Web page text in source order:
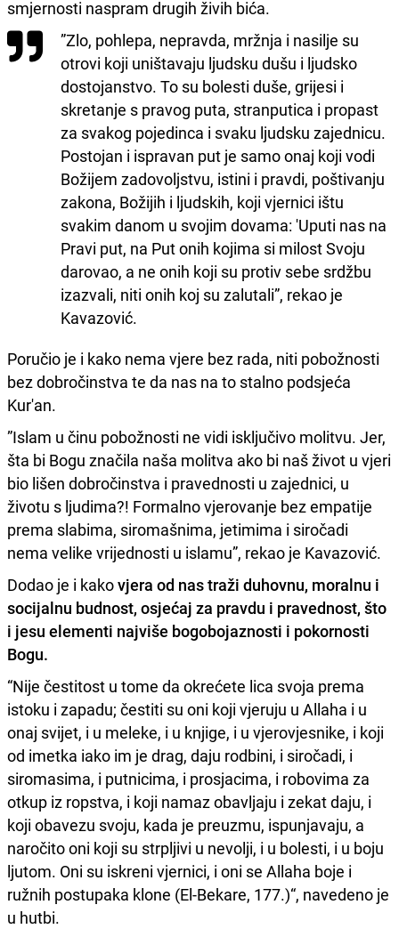
smjernosti naspram drugih živih bića.
”Zlo, pohlepa, nepravda, mržnja i nasilje su
otrovi koji uništavaju ljudsku dušu i ljudsko
dostojanstvo. To su bolesti duše, grijesi i
skretanje s pravog puta, stranputica i propast
za svakog pojedinca i svaku ljudsku zajednicu.
Postojan i ispravan put je samo onaj koji vodi
Božijem zadovoljstvu, istini i pravdi, poštivanju
zakona, Božijih i ljudskih, koji vjernici ištu
svakim danom u svojim dovama: 'Uputi nas na
Pravi put, na Put onih kojima si milost Svoju
darovao, a ne onih koji su protiv sebe srdžbu
izazvali, niti onih koj su zalutali”, rekao je
Kavazović.
Poručio je i kako nema vjere bez rada, niti pobožnosti
bez dobročinstva te da nas na to stalno podsjeća
Kur'an.
”Islam u činu pobožnosti ne vidi isključivo molitvu. Jer,
šta bi Bogu značila naša molitva ako bi naš život u vjeri
bio lišen dobročinstva i pravednosti u zajednici, u
životu s ljudima?! Formalno vjerovanje bez empatije
prema slabima, siromašnima, jetimima i siročadi
nema velike vrijednosti u islamu”, rekao je Kavazović.
Dodao je i kakovjera od nas traži duhovnu, moralnu i
socijalnu budnost, osjećaj za pravdu i pravednost, što
i jesu elementi najviše bogobojaznosti i pokornosti
Bogu.
“Nije čestitost u tome da okrećete lica svoja prema
istoku i zapadu; čestiti su oni koji vjeruju u Allaha i u
onaj svijet, i u meleke, i u knjige, i u vjerovjesnike, i koji
od imetka iako im je drag, daju rodbini, i siročadi, i
siromasima, i putnicima, i prosjacima, i robovima za
otkup iz ropstva, i koji namaz obavljaju i zekat daju, i
koji obavezu svoju, kada je preuzmu, ispunjavaju, a
naročito oni koji su strpljivi u nevolji, i u bolesti, i u boju
ljutom. Oni su iskreni vjernici, i oni se Allaha boje i
ružnih postupaka klone (El-Bekare, 177.)“, navedeno je
u hutbi.